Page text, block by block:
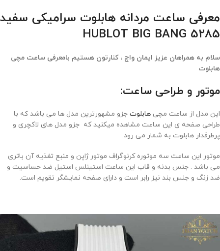
معرفی ساعت مردانه هابلوت سرامیکی سفید
HUBLOT BIG BANG 5285
سلام به همراهان عزیز ایمان واچ ، کنارتون هستیم بامعرفی ساعت مچی
هابلوت
موتور و طراحی ساعت:
این مدل از ساعت مچی هابلوت جزو مشهورترین مدل ها می باشد که با
طراحی صفحه ی این ساعت مشاهده میکنید که جزو مدل های لاکچری و
پرطرفدار هابلوت به شمار می رود.
موتور این ساعت سه موتوره کرنوگراف موتور ژاپن و منبع تغذیه آن باتری
می باشد . جنس بدنه و قاب این ساعت استینلس استیل ضد حساسیت و
ضد زنگ و جنس بند نیز رابر است و دارای صفحه نمایشگر تقویم است.